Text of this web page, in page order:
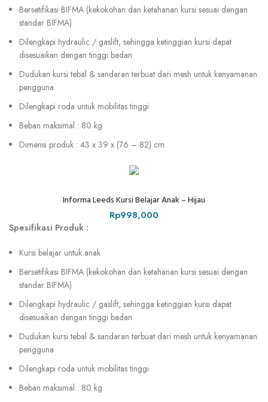
Bersetifikasi BIFMA (kekokohan dan ketahanan kursi sesuai dengan
standar BIFMA)
Dilengkapi hydraulic / gaslift, sehingga ketinggian kursi dapat
disesuaikan dengan tinggi badan
Dudukan kursi tebal & sandaran terbuat dari mesh untuk kenyamanan
pengguna
Dilengkapi roda untuk mobilitas tinggi
Beban maksimal : 80 kg
Dimensi produk : 43 x 39 x (76 – 82) cm
Informa Leeds Kursi Belajar Anak – Hijau
Rp998,000
Spesifikasi Produk :
Kursi belajar untuk anak
Bersetifikasi BIFMA (kekokohan dan ketahanan kursi sesuai dengan
standar BIFMA)
Dilengkapi hydraulic / gaslift, sehingga ketinggian kursi dapat
disesuaikan dengan tinggi badan
Dudukan kursi tebal & sandaran terbuat dari mesh untuk kenyamanan
pengguna
Dilengkapi roda untuk mobilitas tinggi
Beban maksimal : 80 kg